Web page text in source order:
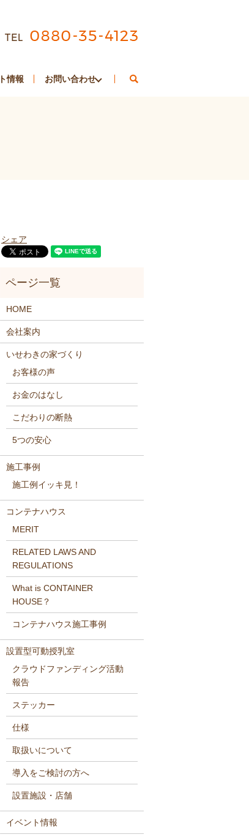
情報 お問い合わせ
シェア
HOME
会社案内
いせわきの家づくり
お客様の声
お金のはなし
こだわりの断熱
5つの安心
施工事例
施工例イッキ見！
コンテナハウス
MERIT
RELATED LAWS AND
REGULATIONS
What is CONTAINER
HOUSE？
コンテナハウス施工事例
設置型可動授乳室
クラウドファンディング活動
報告
ステッカー
仕様
取扱いについて
導入をご検討の方へ
設置施設・店舗
イベント情報